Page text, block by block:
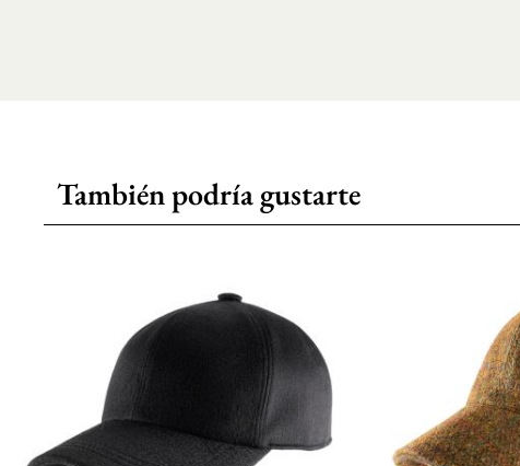
También podría gustarte